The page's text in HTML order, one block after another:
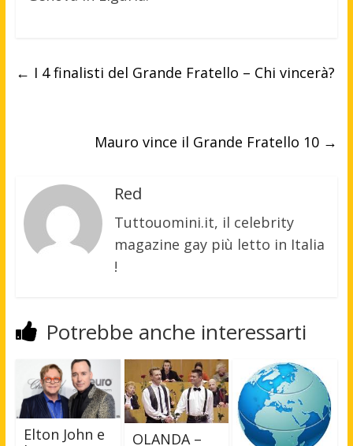
← I 4 finalisti del Grande Fratello – Chi vincerà?
Mauro vince il Grande Fratello 10 →
Red
Tuttouomini.it, il celebrity
magazine gay più letto in Italia
!
Potrebbe anche interessarti
Elton John e
OLANDA –